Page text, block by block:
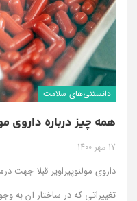
دانستنی‌های سلامت
همه چیز درباره داروی
17 مهر 1400
داروی مولنوپیراویر قبلا جهت
تغییراتی که در ساختار آن به